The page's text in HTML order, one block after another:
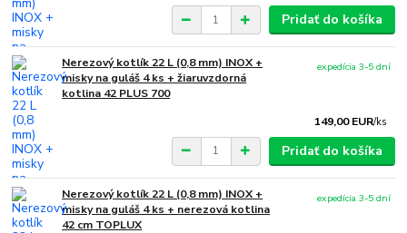
Pridať do košíka
Nerezový kotlík 22 L (0,8 mm) INOX +
misky na guláš 4 ks + žiaruvzdorná
kotlina 42 PLUS 700
149,00 EUR/ks
expedícia 3-5 dní
Pridať do košíka
Nerezový kotlík 22 L (0,8 mm) INOX +
misky na guláš 4 ks + nerezová kotlina
42 cm TOPLUX
expedícia 3-5 dní